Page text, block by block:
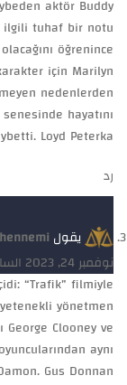
aktör Buddy
ilgili tuhaf bir notu
öğrenince
için Marilyn
nedenlerden
hayatını
Loyd Peterka
رد
يقول
نوفمبر 24, 2023 الساعة 5:43 م
“Trafik” filmiyle
yönetmen
George Clooney ve
aynı
Gus Donnan